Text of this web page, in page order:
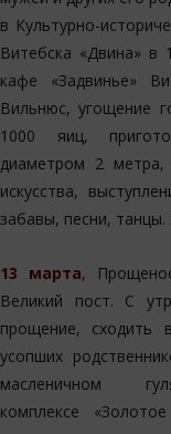
в Культурно-
Витебска «Двина» в
кафе «Задвинье»
Вильнюс, угощение
1000 яиц,
диаметром 2 метра,
искусства,
забавы, песни,
13 марта,
Великий пост. С
прощение, сходить
усопших
масленичном
комплексе